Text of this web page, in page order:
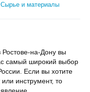
Сырье и материалы
на-Дону вы
самый широкий выбор
Если вы хотите
инструмент, то